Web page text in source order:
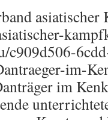
asiatischer
c909d506-
im-
im